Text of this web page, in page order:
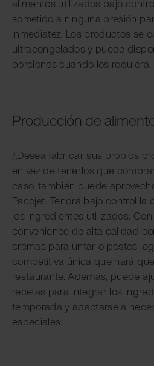
alimentos utilizados bajo
sometido a ninguna presión
inmediatez. Los productos se
ultracongelados y puede
porciones cuando los requiera.
Producción de
¿Desea fabricar sus propios
en vez de tenerlos que
caso, también puede
Pacojet. Tendrá bajo control la
los ingredientes utilizados.
convenience de alta calidad
cremas para untar o pestos
competitiva única que hará
restaurante. Además, puede
recetas para integrar los
temporada y adaptarse a
especiales.